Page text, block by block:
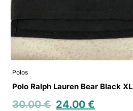
Polos
Polo Ralph Lauren Bear Black XL
30.00€ 24.00€